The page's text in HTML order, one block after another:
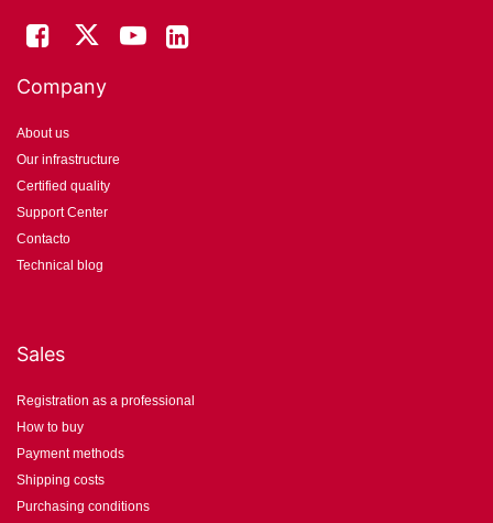
Company
About us
Our infrastructure
Certified quality
Support Center
Contacto
Technical blog
Sales
Registration as a professional
How to buy
Payment methods
Shipping costs
Purchasing conditions